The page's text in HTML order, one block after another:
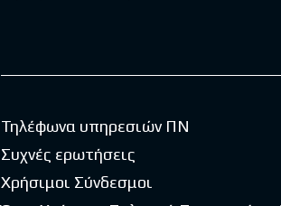
Τηλέφωνα υπηρεσιών ΠΝ
Συχνές ερωτήσεις
Χρήσιμοι Σύνδεσμοι